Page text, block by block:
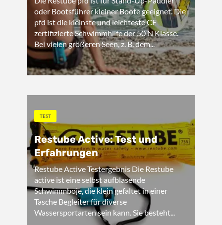
oder Bootsführer kleiner Boote geeignet. Die
pfd ist die kleinste und leichteste CE
zertifizierte Schwimmhilfe der 50 N Klasse.
Bei vielen größeren Seen, z. B. dem...
TEST
Restube Active: Test und
Erfahrungen
Restube Active Testergebnis Die Restube
active ist eine selbst aufblasende
Schwimmboje, die klein gefaltet in einer
Tasche Begleiter für diverse
Wassersportarten sein kann. Sie besteht...